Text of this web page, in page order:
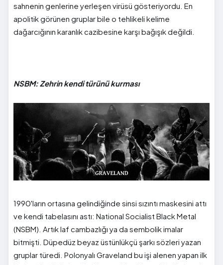
sahnenin genlerine yerleşen virüsü gösteriyordu. En
apolitik görünen gruplar bile o tehlikeli kelime
dağarcığının karanlık cazibesine karşı bağışık değildi.
NSBM: Zehrin kendi türünü kurması
1990'ların ortasına gelindiğinde sinsi sızıntı maskesini attı
ve kendi tabelasını astı: National Socialist Black Metal
(NSBM). Artık laf cambazlığı ya da sembolik imalar
bitmişti. Düpedüz beyaz üstünlükçü şarkı sözleri yazan
gruplar türedi. Polonyalı Graveland bu işi alenen yapan ilk